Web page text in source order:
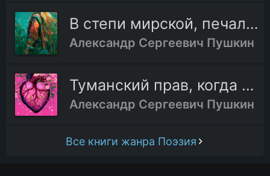
В степи мирской, печальной и безбрежной
Александр Сергеевич Пушкин
Туманский прав, когда так верно вас...
Александр Сергеевич Пушкин
Все книги жанра Поэзия